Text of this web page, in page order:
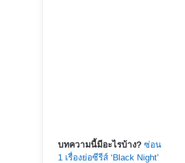
บทความนี้มีอะไรบ้าง? ซ่อน
1 เรื่องย่อซีรีส์ ‘Black Night’